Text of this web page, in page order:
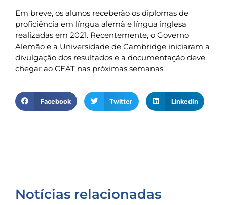
Em breve, os alunos receberão os diplomas de
proficiência em língua alemã e língua inglesa
realizadas em 2021. Recentemente, o Governo
Alemão e a Universidade de Cambridge iniciaram a
divulgação dos resultados e a documentação deve
chegar ao CEAT nas próximas semanas.
Facebook Twitter LinkedIn
Notícias relacionadas